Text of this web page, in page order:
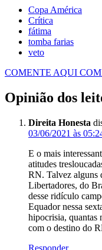
Copa América
Crítica
fátima
tomba farias
veto
COMENTE AQUI
Opinião dos
Direita Honesta
03/06/2021 às
E o mais
atitudes
RN. Talvez alguns
Libertadores, do
desse ridículo
Equador nessa
hipocrisia, quantas
com o destino do
Responder